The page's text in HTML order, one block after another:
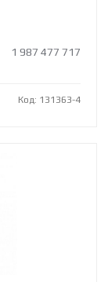
1 987 477 717
Код: 131363-4